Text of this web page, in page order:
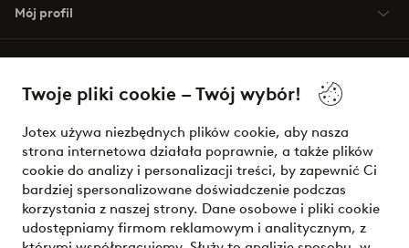
Twoje pliki cookie – Twój wybór!
Jotex używa niezbędnych plików cookie, aby nasza
strona internetowa działała poprawnie, a także plików
cookie do analizy i personalizacji treści, by zapewnić Ci
bardziej spersonalizowane doświadczenie podczas
korzystania z naszej strony. Dane osobowe i pliki cookie
udostępniamy firmom reklamowym i analitycznym, z
Mój profil
Warunki